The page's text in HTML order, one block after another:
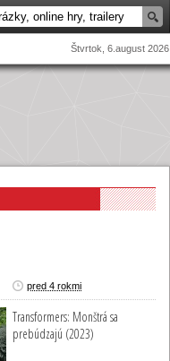
Štvrtok, 6.august 2026
pred 4 rokmi
Transformers: Monštrá sa
prebúdzajú (2023)